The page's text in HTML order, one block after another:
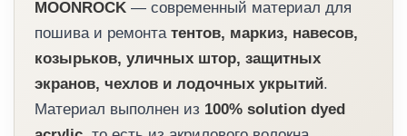
MOONROCK — современный материал для
пошива и ремонта тентов, маркиз, навесов,
козырьков, уличных штор, защитных
экранов, чехлов и лодочных укрытий.
Материал выполнен из 100% solution dyed